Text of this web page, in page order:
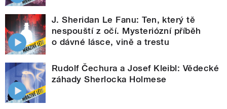
J. Sheridan Le Fanu: Ten, který tě
nespouští z očí. Mysteriózní příběh
o dávné lásce, vině a trestu
Rudolf Čechura a Josef Kleibl: Vědecké
záhady Sherlocka Holmese